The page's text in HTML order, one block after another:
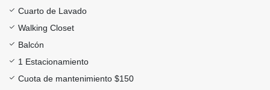
Cuarto de Lavado
Walking Closet
Balcón
1 Estacionamiento
Cuota de mantenimiento $150